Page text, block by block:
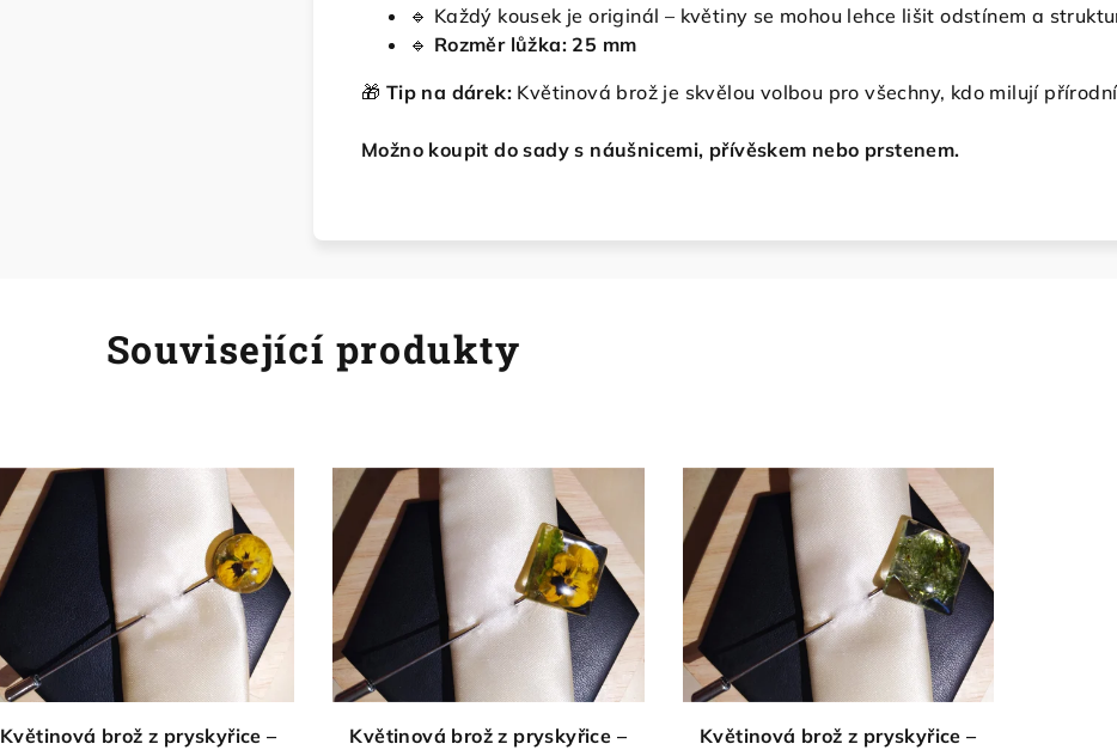
🔹 Každý kousek je originál – květiny se mohou lehce lišit odstínem a
🔹 Rozměr lůžka: 25 mm
🎁 Tip na dárek: Květinová brož je skvělou volbou pro všechny, kdo milují
Možno koupit do sady s náušnicemi, přívěskem nebo prstenem.
Související produkty
Květinová brož z pryskyřice –
Květinová brož z pryskyřice –
Květinová brož z pryskyřice –